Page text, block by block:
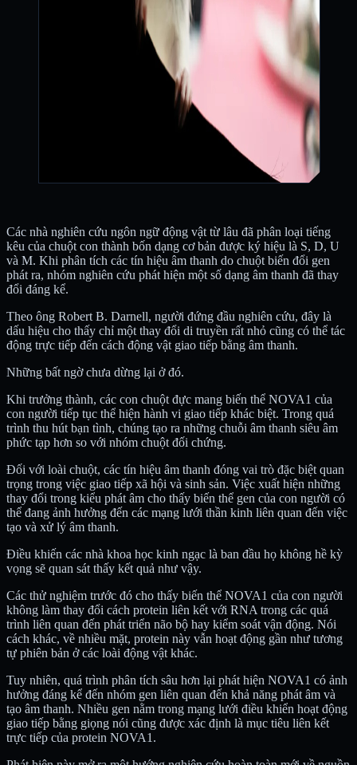
Các nhà nghiên cứu ngôn ngữ động vật từ lâu đã phân loại tiếng
kêu của chuột con thành bốn dạng cơ bản được ký hiệu là S, D, U
và M. Khi phân tích các tín hiệu âm thanh do chuột biến đổi gen
phát ra, nhóm nghiên cứu phát hiện một số dạng âm thanh đã thay
đổi đáng kể.
Theo ông Robert B. Darnell, người đứng đầu nghiên cứu, đây là
dấu hiệu cho thấy chỉ một thay đổi di truyền rất nhỏ cũng có thể tác
động trực tiếp đến cách động vật giao tiếp bằng âm thanh.
Những bất ngờ chưa dừng lại ở đó.
Khi trưởng thành, các con chuột đực mang biến thể NOVA1 của
con người tiếp tục thể hiện hành vi giao tiếp khác biệt. Trong quá
trình thu hút bạn tình, chúng tạo ra những chuỗi âm thanh siêu âm
phức tạp hơn so với nhóm chuột đối chứng.
Đối với loài chuột, các tín hiệu âm thanh đóng vai trò đặc biệt quan
trọng trong việc giao tiếp xã hội và sinh sản. Việc xuất hiện những
thay đổi trong kiểu phát âm cho thấy biến thể gen của con người có
thể đang ảnh hưởng đến các mạng lưới thần kinh liên quan đến việc
tạo và xử lý âm thanh.
Điều khiến các nhà khoa học kinh ngạc là ban đầu họ không hề kỳ
vọng sẽ quan sát thấy kết quả như vậy.
Các thử nghiệm trước đó cho thấy biến thể NOVA1 của con người
không làm thay đổi cách protein liên kết với RNA trong các quá
trình liên quan đến phát triển não bộ hay kiểm soát vận động. Nói
cách khác, về nhiều mặt, protein này vẫn hoạt động gần như tương
tự phiên bản ở các loài động vật khác.
Tuy nhiên, quá trình phân tích sâu hơn lại phát hiện NOVA1 có ảnh
hưởng đáng kể đến nhóm gen liên quan đến khả năng phát âm và
tạo âm thanh. Nhiều gen nằm trong mạng lưới điều khiển hoạt động
giao tiếp bằng giọng nói cũng được xác định là mục tiêu liên kết
trực tiếp của protein NOVA1.